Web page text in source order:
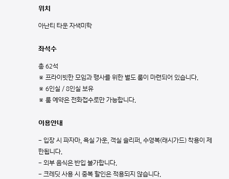
위치
아난티 타운 자색미학
좌석수
총 62석
※ 프라이빗한 모임과 행사를 위한 별도 룸이 마련되어 있습니다.
※ 6인실 / 8인실 보유
※ 룸 예약은 전화접수로만 가능합니다.
이용안내
- 입장 시 파자마, 욕실 가운, 객실 슬리퍼, 수영복(래시가드) 착용이 제
한됩니다.
- 외부 음식은 반입 불가합니다.
- 크레딧 사용 시 중복 할인은 적용되지 않습니다.